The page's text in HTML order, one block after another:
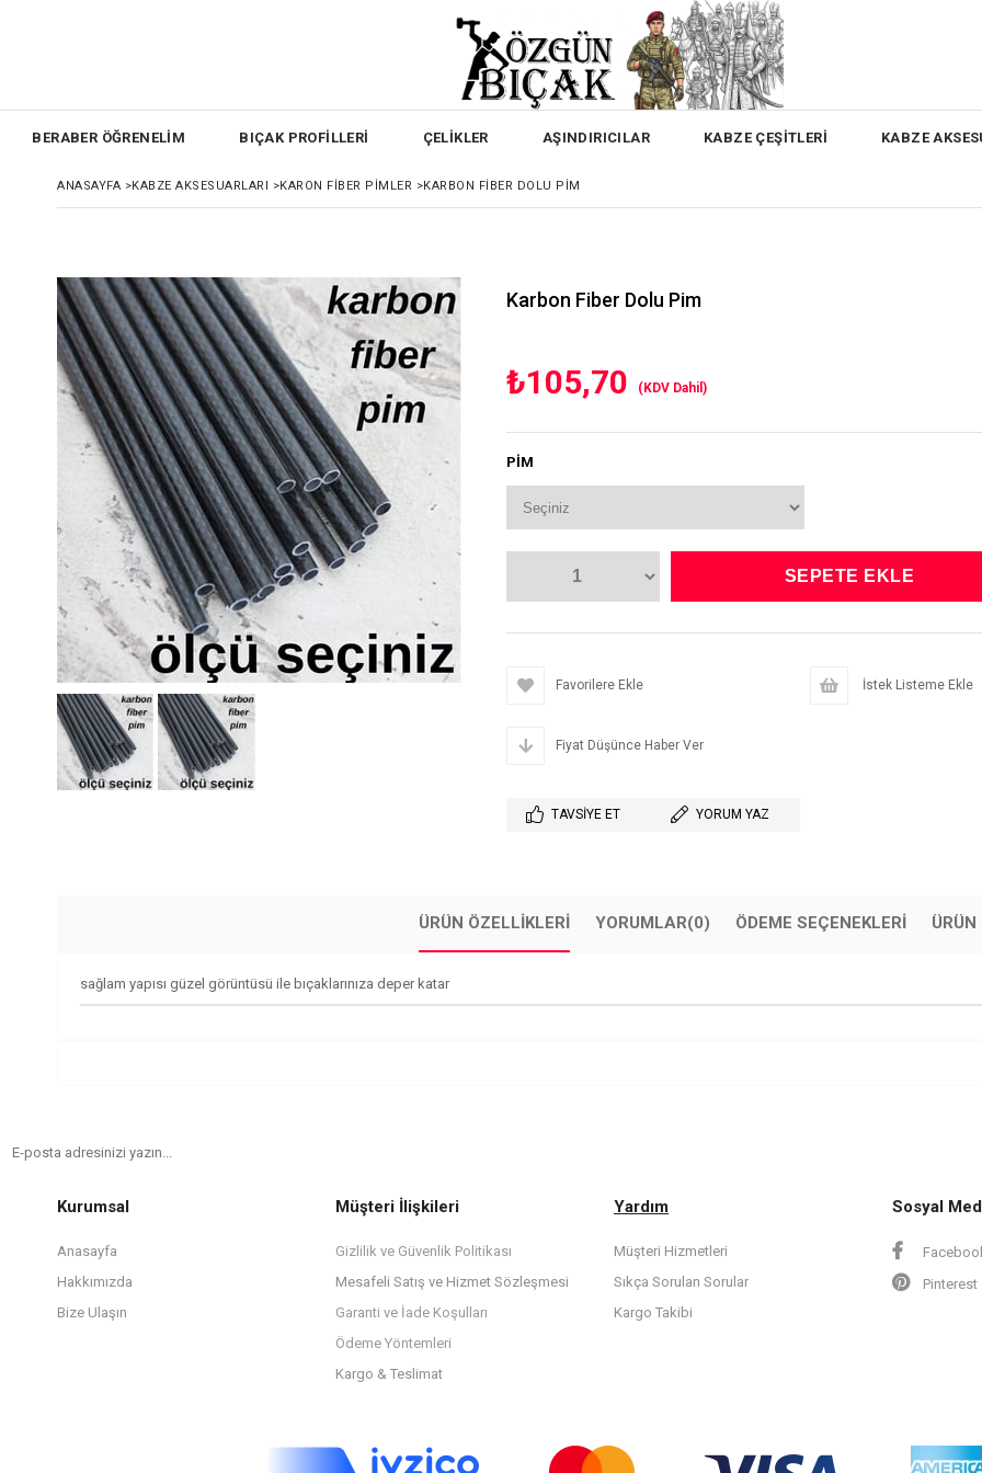
BERABER ÖĞRENELİM BIÇAK PROFİLLERİ ÇELİKLER AŞINDIRICILAR KABZE ÇEŞİTLERİ KABZE
ANASAYFA >KABZE AKSESUARLARI >KARON FIBER PIMLER >KARBON FIBER DOLU PIM
Karbon Fiber Dolu Pim
₺105,70 (KDV Dahil)
PİM
Favorilere Ekle İstek Listeme Ekle
Fiyat Düşünce Haber Ver
TAVSIYE ET YORUM YAZ
ÜRÜN ÖZELLIKLERI YORUMLAR(0) ÖDEME SEÇENEKLERI ÜRÜN
sağlam yapısı güzel görüntüsü ile bıçaklarınıza deper katar
Kurumsal
Anasayfa
Hakkımızda
Bize Ulaşın
Müşteri İlişkileri
Gizlilik ve Güvenlik Politikası
Mesafeli Satış ve Hizmet Sözleşmesi
Garanti ve İade Koşulları
Ödeme Yöntemleri
Kargo & Teslimat
Yardım
Müşteri Hizmetleri
Sıkça Sorulan Sorular
Kargo Takibi
​Sosyal
Pinterest